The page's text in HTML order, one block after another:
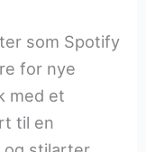
som Spotify
for nye
med et
til en